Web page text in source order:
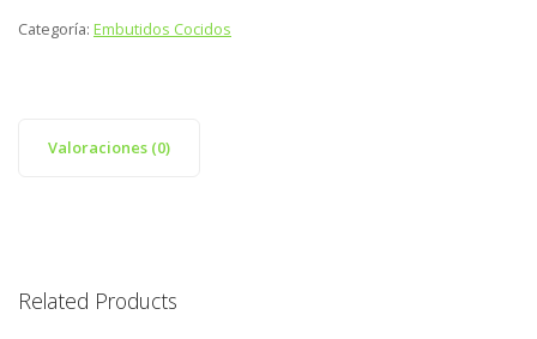
Categoría: Embutidos Cocidos
Valoraciones (0)
Related Products